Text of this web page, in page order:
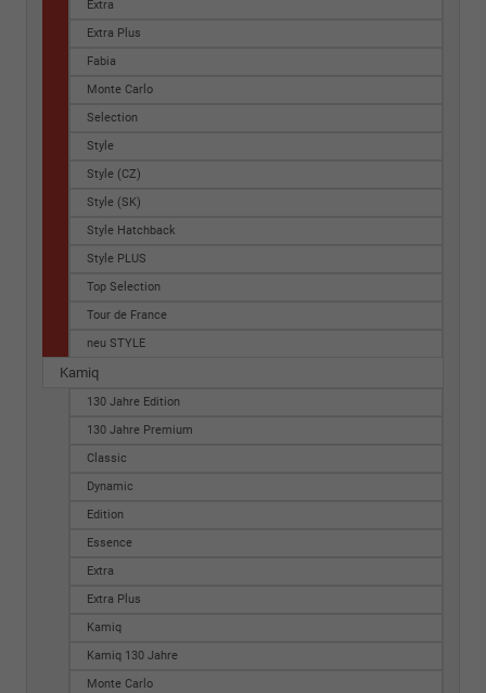
Extra
Extra Plus
Fabia
Monte Carlo
Selection
Style
Style (CZ)
Style (SK)
Style Hatchback
Style PLUS
Top Selection
Tour de France
neu STYLE
Kamiq
130 Jahre Edition
130 Jahre Premium
Classic
Dynamic
Edition
Essence
Extra
Extra Plus
Kamiq
Kamiq 130 Jahre
Monte Carlo